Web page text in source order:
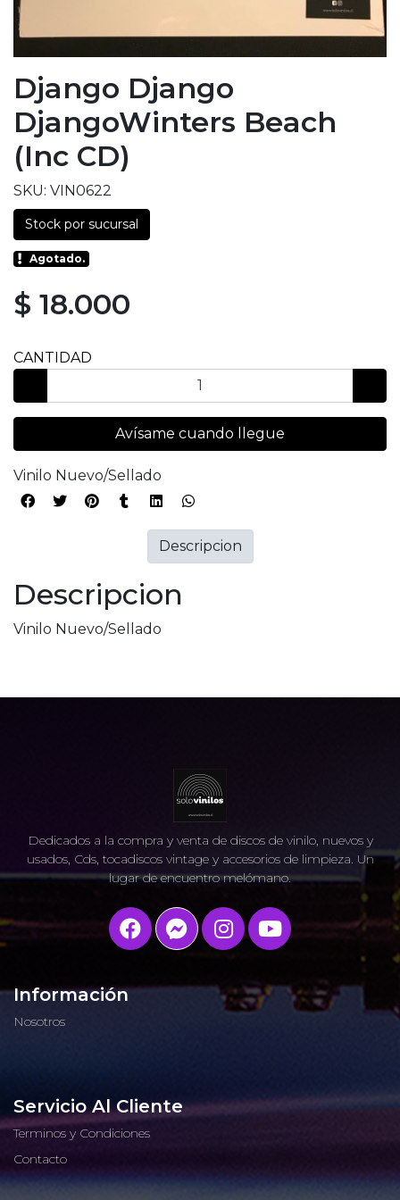
Django Django
DjangoWinters Beach
(inc CD)
SKU: VIN0622
Stock por sucursal
Agotado.
$ 18.000
CANTIDAD
Avísame cuando llegue
Vinilo Nuevo/Sellado
Descripcion
Vinilo Nuevo/Sellado
Descripcion
Dedicados a la compra y venta de discos de vinilo, nuevos y
usados, Cds, tocadiscos vintage y accesorios de limpieza. Un
lugar de encuentro melómano.
Información
Nosotros
Servicio Al Cliente
Terminos y Condiciones
Contacto